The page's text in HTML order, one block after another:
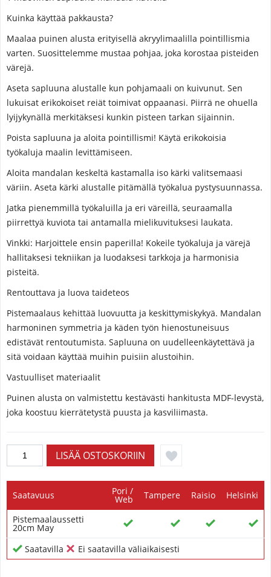
Kuinka käyttää pakkausta?
Maalaa puinen alusta erityisellä akryylimaalilla pointillismia
varten. Suosittelemme mustaa pohjaa, joka korostaa pisteiden
värejä.
Aseta sapluuna alustalle kun pohjamaali on kuivunut. Sen
lukuisat erikokoiset reiät toimivat oppaanasi. Piirrä ne ohuella
lyijykynällä merkitäksesi kunkin pisteen tarkan sijainnin.
Poista sapluuna ja aloita pointillismi! Käytä erikokoisia
työkaluja maalin levittämiseen.
Aloita mandalan keskeltä kastamalla iso kärki valitsemaasi
väriin. Aseta kärki alustalle pitämällä työkalua pystysuunnassa.
Jatka pienemmillä työkaluilla ja eri väreillä, seuraamalla
piirrettyä kuviota tai antamalla mielikuvituksesi laukata.
Vinkki: Harjoittele ensin paperilla! Kokeile työkaluja ja värejä
hallitaksesi tekniikan ja luodaksesi tarkkoja ja harmonisia
pisteitä.
Rentouttava ja luova taideteos
Pistemaalaus kehittää luovuutta ja keskittymiskykyä. Mandalan
harmoninen symmetria ja käden työn hienostuneisuus
edistävät rentoutumista. Sapluuna on uudelleenkäytettävä ja
sitä voidaan käyttää muihin puisiin alustoihin.
Vastuulliset materiaalit
Puinen alusta on valmistettu kestävästi hankitusta MDF-levystä,
joka koostuu kierrätetystä puusta ja kasviliimasta.
Saatavuus Pori /
Web Tampere Raisio Helsinki
Pistemaalaussetti
20cm May
Saatavilla
Ei saatavilla väliaikaisesti